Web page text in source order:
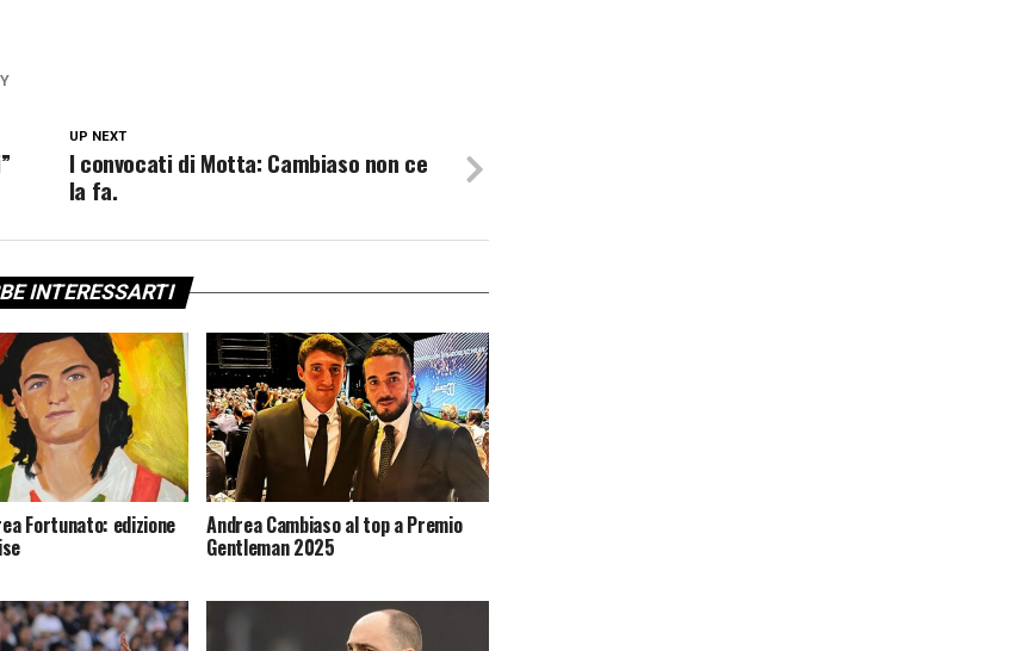
UP NEXT
I convocati di Motta: Cambiaso non ce
la fa.
INTERESSARTI
Fortunato: edizione Andrea Cambiaso al top a Premio
Gentleman 2025